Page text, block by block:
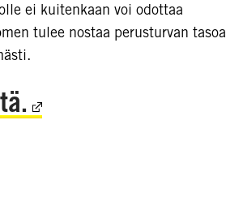
ei kuitenkaan voi odottaa
tulee nostaa perusturvan tasoa